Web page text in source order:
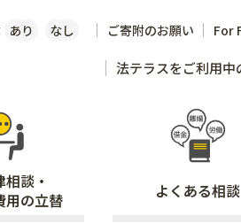
あり なし ご寄附のお願い For
法テラスをご利用中
談・
用の立替
よくある相談